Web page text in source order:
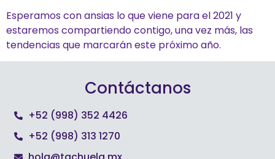
Esperamos con ansias lo que viene para el 2021 y
estaremos compartiendo contigo, una vez más, las
tendencias que marcarán este próximo año.
Contáctanos
+52 (998) 352 4426
+52 (998) 313 1270